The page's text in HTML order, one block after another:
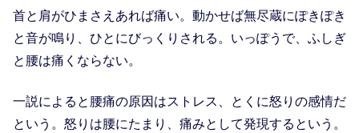
首と肩がひまさえあれば痛い。動かせば無尽蔵にぽきぽき
と音が鳴り、ひとにびっくりされる。いっぽうで、ふしぎ
と腰は痛くならない。
一説によると腰痛の原因はストレス、とくに怒りの感情だ
という。怒りは腰にたまり、痛みとして発現するという。